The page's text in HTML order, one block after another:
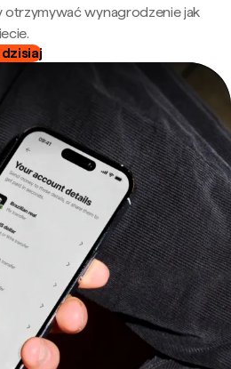
otrzymywać wynagrodzenie jak